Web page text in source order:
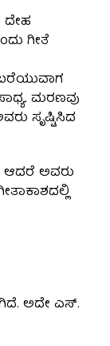
ಗೀತೆ
ಬರೆಯುವಾಗ
ಮರಣವು
ಸೃಷ್ಟಿಸಿದ
ಅವರು
ಅದೇ ಎಸ್.